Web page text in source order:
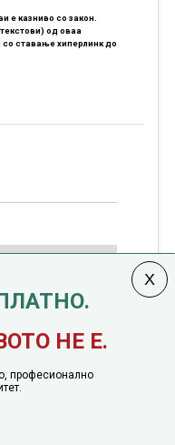
е казниво со закон.
од оваа
ставање хиперлинк до
НЕ Е.
професионално